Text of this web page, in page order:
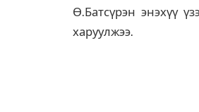
Ө.Батсүрэн энэхүү
харуулжээ.